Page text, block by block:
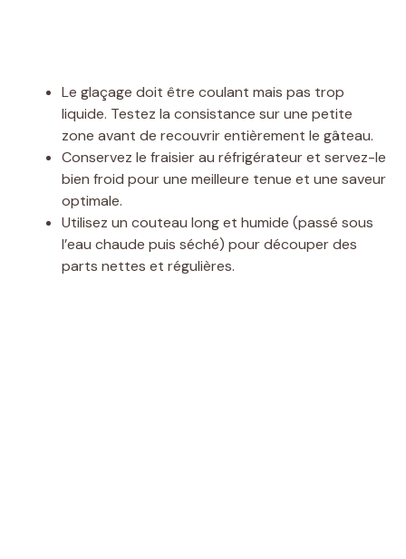
Le glaçage doit être coulant mais pas trop
liquide. Testez la consistance sur une petite
zone avant de recouvrir entièrement le gâteau.
Conservez le fraisier au réfrigérateur et servez-le
bien froid pour une meilleure tenue et une saveur
optimale.
Utilisez un couteau long et humide (passé sous
l’eau chaude puis séché) pour découper des
parts nettes et régulières.